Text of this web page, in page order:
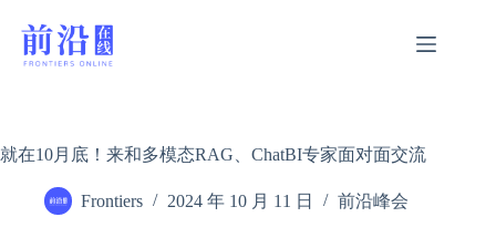
就在10月底！来和多模态RAG、ChatBI专家面对面交流
Frontiers 2024 年 10 月 11 日 前沿峰会